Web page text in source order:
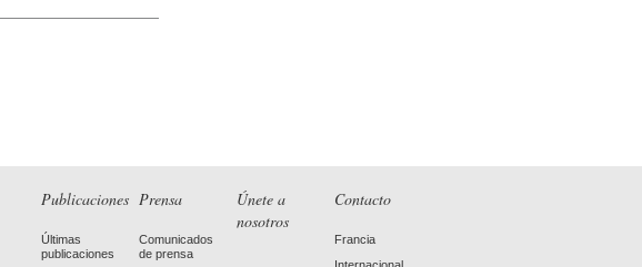
Publicaciones
Últimas
publicaciones
Prensa
Comunicados
de prensa
Únete a
nosotros
Contacto
Francia